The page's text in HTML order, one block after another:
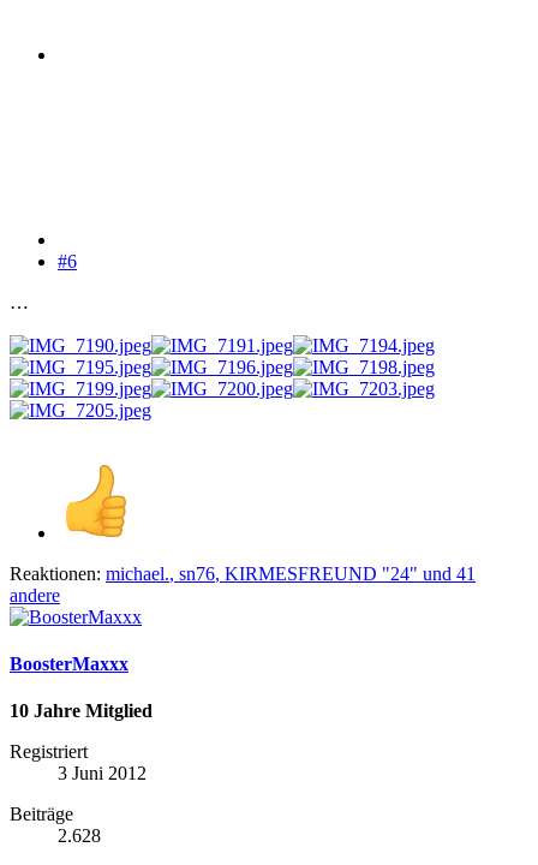
#6
…
Reaktionen: michael., sn76, KIRMESFREUND "24" und 41
andere
BoosterMaxxx
10 Jahre Mitglied
Registriert
3 Juni 2012
Beiträge
2.628